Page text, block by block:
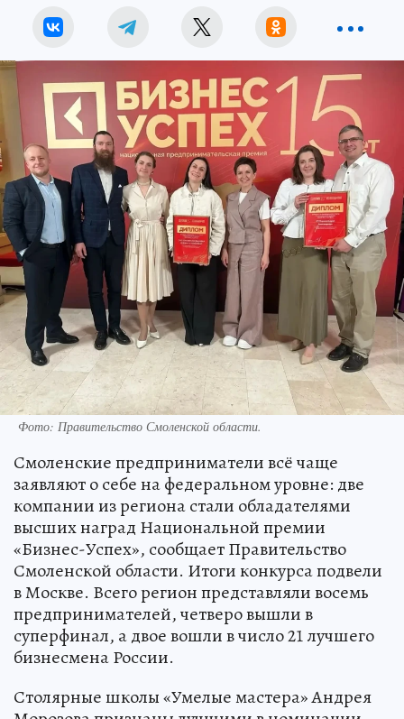
Фото: Правительство Смоленской области.
Смоленские предприниматели всё чаще
заявляют о себе на федеральном уровне: две
компании из региона стали обладателями
высших наград Национальной премии
«Бизнес-Успех», сообщает Правительство
Смоленской области. Итоги конкурса подвели
в Москве. Всего регион представляли восемь
предпринимателей, четверо вышли в
суперфинал, а двое вошли в число 21 лучшего
бизнесмена России.
Столярные школы «Умелые мастера» Андрея